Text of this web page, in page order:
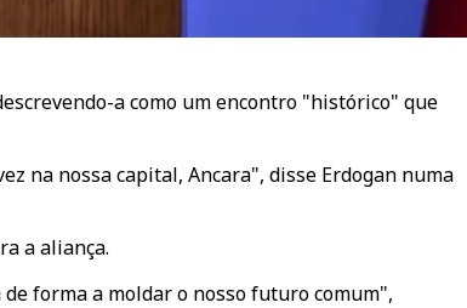
a como um encontro "histórico" que
na nossa capital, Ancara", disse Erdogan numa
a aliança.
forma a moldar o nosso futuro comum",